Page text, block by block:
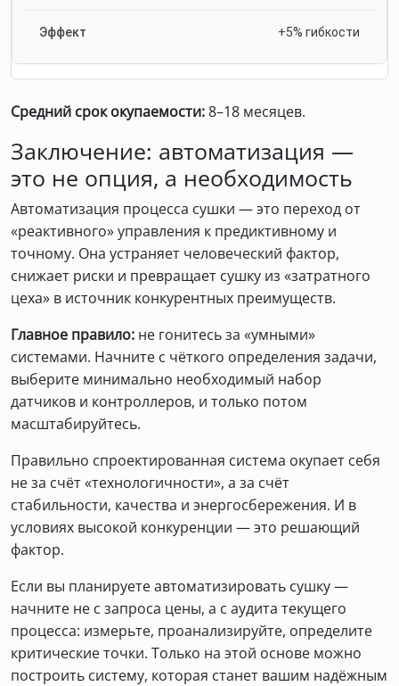
+5% гибкости
Средний срок окупаемости:8–18 месяцев.
Заключение: автоматизация —
это не опция, а необходимость
Автоматизация процесса сушки — это переход от
«реактивного» управления к предиктивному и
точному. Она устраняет человеческий фактор,
снижает риски и превращает сушку из «затратного
цеха» в источник конкурентных преимуществ.
Главное правило: не гонитесь за «умными»
системами. Начните с чёткого определения задачи,
выберите минимально необходимый набор
датчиков и контроллеров, и только потом
масштабируйтесь.
Правильно спроектированная система окупает себя
не за счёт «технологичности», а за счёт
стабильности, качества и энергосбережения. И в
условиях высокой конкуренции — это решающий
фактор.
Если вы планируете автоматизировать сушку —
начните не с запроса цены, а с аудита текущего
процесса: измерьте, проанализируйте, определите
критические точки. Только на этой основе можно
построить систему, которая станет вашим надёжным